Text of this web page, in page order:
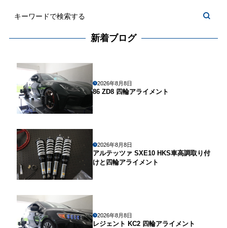
新着ブログ
2026年8月8日
86 ZD8 四輪アライメント
2026年8月8日
アルテッツァ SXE10 HKS車高調取り付
けと四輪アライメント
2026年8月8日
レジェント KC2 四輪アライメント